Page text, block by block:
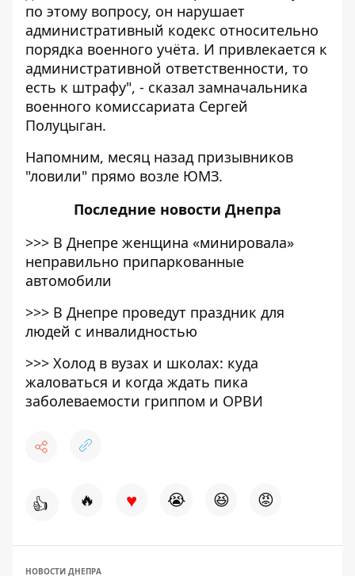
по этому вопросу, он нарушает
административный кодекс относительно
порядка военного учёта. И привлекается к
административной ответственности, то
есть к штрафу", - сказал замначальника
военного комиссариата Сергей
Полуцыган.
Напомним, месяц назад призывников
"ловили" прямо возле ЮМЗ.
Последние новости Днепра
>>> В Днепре женщина «минировала»
неправильно припаркованные
автомобили
>>> В Днепре проведут праздник для
людей с инвалидностью
>>> Холод в вузах и школах: куда
жаловаться и когда ждать пика
заболеваемости гриппом и ОРВИ
👍 🔥 ♥ 😭 😆 😡
НОВОСТИ ДНЕПРА